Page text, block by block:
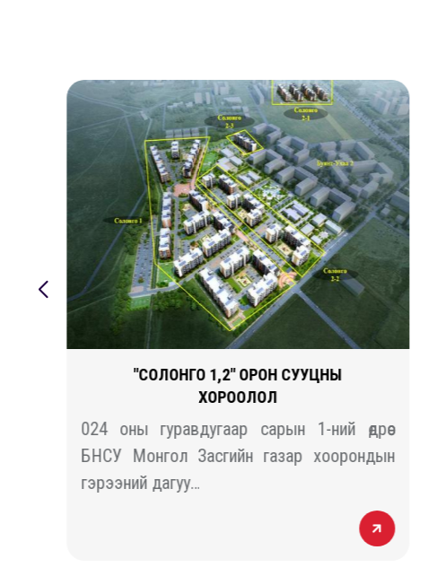
"СОЛОНГО 1,2" ОРОН СУУЦНЫ
ХОРООЛОЛ
024 оны гуравдугаар сарын 1-ний өдрөөс
БНСУ Монгол Засгийн газар хоорондын
гэрээний дагуу…